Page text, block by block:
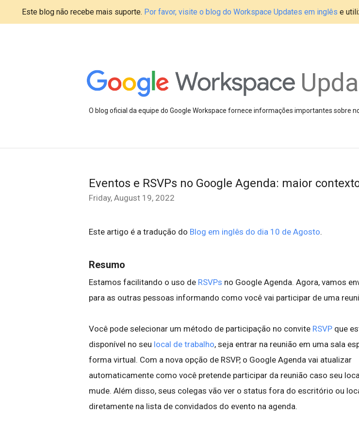
Este blog não recebe mais suporte. Por favor, visite o blog do Workspace Updates em inglês e
O blog oficial da equipe do Google Workspace fornece informações importantes sobre
Eventos e RSVPs no Google Agenda: maior
Friday, August 19, 2022
Este artigo é a tradução do Blog em inglês do dia 10 de Agosto.
Resumo
Estamos facilitando o uso de RSVPs no Google Agenda. Agora, vamos
para as outras pessoas informando como você vai participar de uma
Você pode selecionar um método de participação no convite RSVP que
disponível no seu local de trabalho, seja entrar na reunião em uma sala
forma virtual. Com a nova opção de RSVP, o Google Agenda vai atualizar
automaticamente como você pretende participar da reunião caso seu
mude. Além disso, seus colegas vão ver o status fora do escritório ou
diretamente na lista de convidados do evento na agenda.